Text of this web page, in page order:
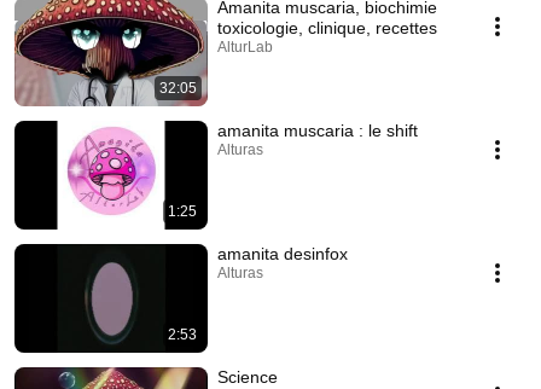
32:05
Amanita muscaria, biochimie
toxicologie, clinique, recettes
AlturLab
1:25
amanita muscaria : le shift
Alturas
2:53
amanita desinfox
Alturas
Science